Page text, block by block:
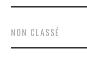
BRÈVES
NON CLASSÉ